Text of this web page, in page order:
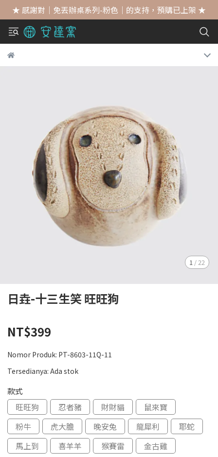
★ 感謝對｜免丟辦桌系列-粉色｜的支持，預購已上架 ★
1 / 22
日垚-十三生笑 旺旺狗
NT$399
Nomor Produk: PT-8603-11Q-11
Tersedianya: Ada stok
款式
旺旺狗
忍者豬 財財貓
鼠來寶
粉牛
虎大膽 晚安兔 龍犀利
耶蛇
馬上到
喜羊羊 猴賽雷 金古雞